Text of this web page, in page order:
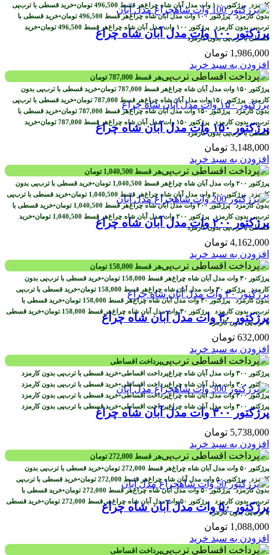
کارمزد
هر قسط 496,500 تومان•خرید قسطی با ترب‌پی
بدون کارمزد
هر قسط 496,500 تومان•خرید قسطی با
ترب‌پی بدون کارمزد
هر قسط 496,500 تومان•خرید
قسطی با ترب‌پی بدون کارمزد
پرژکتور ۱۰۰ وات مدل آبان شاه چراغ
1,986,000 تومان
افزودن به سبد خرید
هر قسط 787,000 تومان
هر قسط 787,000 تومان•خرید قسطی با ترب‌پی بدون
کارمزد
هر قسط 787,000 تومان•خرید قسطی با ترب‌پی
بدون کارمزد
هر قسط 787,000 تومان•خرید قسطی با
ترب‌پی بدون کارمزد
هر قسط 787,000 تومان•خرید
قسطی با ترب‌پی بدون کارمزد
پرژکتور ۱۵۰ وات مدل آبان شاه چراغ
3,148,000 تومان
افزودن به سبد خرید
هر قسط 1,040,500 تومان
هر قسط 1,040,500 تومان•خرید قسطی با ترب‌پی بدون
کارمزد
هر قسط 1,040,500 تومان•خرید قسطی با ترب‌پی
بدون کارمزد
هر قسط 1,040,500 تومان•خرید قسطی با
ترب‌پی بدون کارمزد
هر قسط 1,040,500 تومان•خرید
قسطی با ترب‌پی بدون کارمزد
پرژکتور ۲۰۰ وات مدل آبان شاه چراغ
4,162,000 تومان
افزودن به سبد خرید
هر قسط 158,000 تومان
هر قسط 158,000 تومان•خرید قسطی با ترب‌پی بدون
کارمزد
هر قسط 158,000 تومان•خرید قسطی با ترب‌پی
بدون کارمزد
هر قسط 158,000 تومان•خرید قسطی با
ترب‌پی بدون کارمزد
هر قسط 158,000 تومان•خرید قسطی
با ترب‌پی بدون کارمزد
پرژکتور ۳۰ وات مدل آبان شاه چراغ
632,000 تومان
افزودن به سبد خرید
پرداخت اقساطی
پرداخت اقساطی•خرید قسطی با ترب‌پی بدون کارمزد
پرداخت اقساطی•خرید قسطی با ترب‌پی بدون کارمزد
پرداخت اقساطی•خرید قسطی با ترب‌پی بدون کارمزد
پرداخت اقساطی•خرید قسطی با ترب‌پی بدون کارمزد پرژکتور ۳۰۰ وات مدل آبان شاه چراغ
5,738,000 تومان
افزودن به سبد خرید
هر قسط 272,000 تومان
هر قسط 272,000 تومان•خرید قسطی با ترب‌پی بدون
کارمزد
هر قسط 272,000 تومان•خرید قسطی با ترب‌پی
بدون کارمزد
هر قسط 272,000 تومان•خرید قسطی با
ترب‌پی بدون کارمزد
هر قسط 272,000 تومان•خرید قسطی
با ترب‌پی بدون کارمزد
پرژکتور ۵۰ وات مدل آبان شاه چراغ
1,088,000 تومان
افزودن به سبد خرید
پرداخت اقساطی